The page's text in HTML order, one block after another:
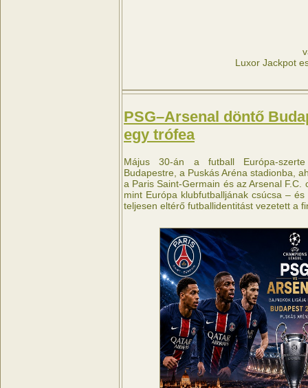
Luxor Jackpot
PSG–Arsenal döntő
egy trófea
Május 30-án a futball Európa-
Budapestre, a Puskás Aréna stadionba,
a Paris Saint-Germain és az Arsenal F.C.
mint Európa klubfutballjának csúcsa –
teljesen eltérő futballidentitást vezetett a